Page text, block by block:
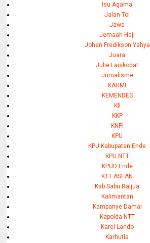
Isu Agama
Jalan Tol
Jawa
Jemaah Haji
Johan Fredikson Yahya
Juara
Julie Laiskodat
Jurnalisme
KAHMI
KEMENDES
KII
KKP
KNPI
KPU
KPU Kabupaten Ende
KPU NTT
KPUD Ende
KTT ASEAN
Kab Sabu Raijua
Kalimantan
Kampanye Damai
Kapolda NTT
Karel Lando
Karhutla